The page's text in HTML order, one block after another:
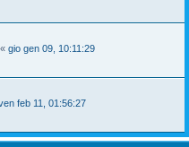
« gio gen 09, 10:11:29
feb 11, 01:56:27